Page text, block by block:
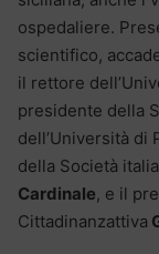
ospedaliere.
scientifico,
il rettore
presidente della
dell’Università di
della Società
Cardinale, e il
Cittadinanzattiva